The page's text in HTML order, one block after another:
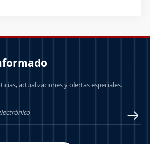
actualizaciones y ofertas especiales.